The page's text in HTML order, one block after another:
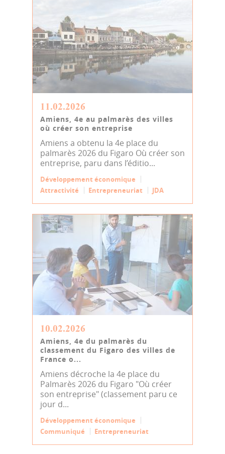
11.02.2026
Amiens, 4e au palmarès des villes
où créer son entreprise
Amiens a obtenu la 4e place du
palmarès 2026 du Figaro Où créer son
entreprise, paru dans l’éditio...
Développement économique
Attractivité
Entrepreneuriat JDA
10.02.2026
Amiens, 4e du palmarès du
classement du Figaro des villes de
France o...
Amiens décroche la 4e place du
Palmarès 2026 du Figaro "Où créer
son entreprise" (classement paru ce
jour d...
Développement économique
Communiqué
Entrepreneuriat